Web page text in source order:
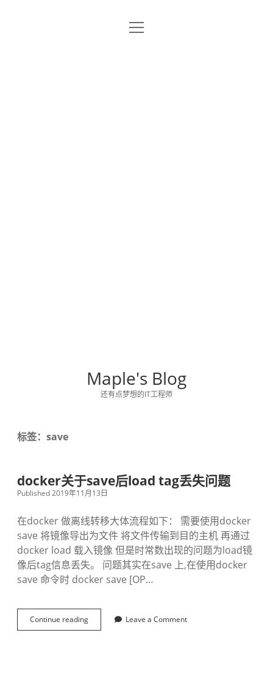
关于博主
o
Maple's Blog
还有点梦想的IT工程师
标签：save
docker关于save后load tag丢失问题
Published 2019年11月13日
在docker 做离线转移大体流程如下： 需要使用docker
save 将镜像导出为文件 将文件传输到目的主机 再通过
docker load 载入镜像 但是时常数出现的问题为load镜
像后tag信息丢失。 问题其实在save 上,在使用docker
save 命令时 docker save [OP…
Continue reading
o
Leave a Comment